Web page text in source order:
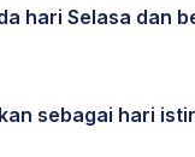
hari Selasa dan
sebagai hari